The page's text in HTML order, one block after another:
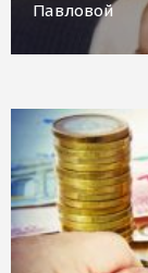
Павловой